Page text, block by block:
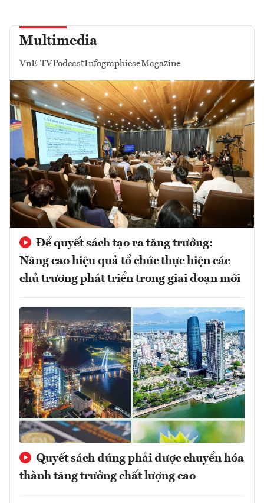
Multimedia
VnE TVPodcastInfographicseMagazine
Để quyết sách tạo ra tăng trưởng:
Nâng cao hiệu quả tổ chức thực hiện các
chủ trương phát triển trong giai đoạn mới
Quyết sách đúng phải được chuyển hóa
thành tăng trưởng chất lượng cao